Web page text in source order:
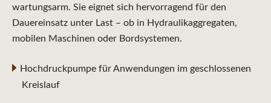
wartungsarm. Sie eignet sich hervorragend für den
Dauereinsatz unter Last – ob in Hydraulikaggregaten,
mobilen Maschinen oder Bordsystemen.
Hochdruckpumpe für Anwendungen im geschlossenen
Kreislauf